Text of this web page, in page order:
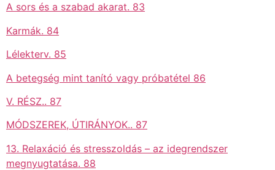
A sors és a szabad akarat. 83
Karmák. 84
Lélekterv. 85
A betegség mint tanító vagy próbatétel 86
V. RÉSZ.. 87
MÓDSZEREK, ÚTIRÁNYOK.. 87
13. Relaxáció és stresszoldás – az idegrendszer
megnyugtatása. 88